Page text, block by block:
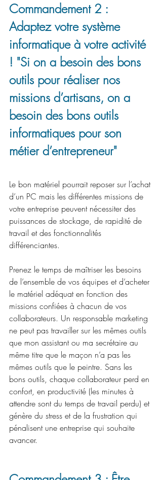
Commandement 2 :
Adaptez votre système
informatique à votre activité
! "Si on a besoin des bons
outils pour réaliser nos
missions d’artisans, on a
besoin des bons outils
informatiques pour son
métier d’entrepreneur"
Le bon matériel pourrait reposer sur l’achat
d’un PC mais les différentes missions de
votre entreprise peuvent nécessiter des
puissances de stockage, de rapidité de
travail et des fonctionnalités
différenciantes.
Prenez le temps de maîtriser les besoins
de l’ensemble de vos équipes et d’acheter
le matériel adéquat en fonction des
missions confiées à chacun de vos
collaborateurs. Un responsable marketing
ne peut pas travailler sur les mêmes outils
que mon assistant ou ma secrétaire au
même titre que le maçon n’a pas les
mêmes outils que le peintre. Sans les
bons outils, chaque collaborateur perd en
confort, en productivité (les minutes à
attendre sont du temps de travail perdu) et
génère du stress et de la frustration qui
pénalisent une entreprise qui souhaite
avancer.